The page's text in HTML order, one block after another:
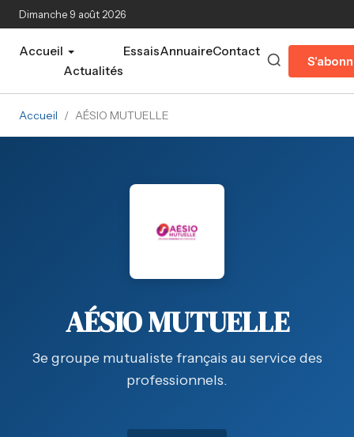
Aller au contenu principal
Dimanche 9 août 2026
Accueil
Actualités
EssaisAnnuaireContact
Accueil / AÉSIO MUTUELLE
AÉSIO MUTUELLE
3e groupe mutualiste français au service des
professionnels.